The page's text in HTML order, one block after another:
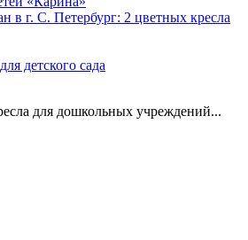
детского сада
для дошкольных учреждений...